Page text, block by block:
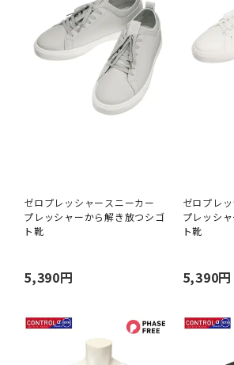
ゼロプレッシャースニーカー
プレッシャーから解き放つシゴ
ト靴
5,390円
ゼロプレ
プレッシ
ト靴
5,390円